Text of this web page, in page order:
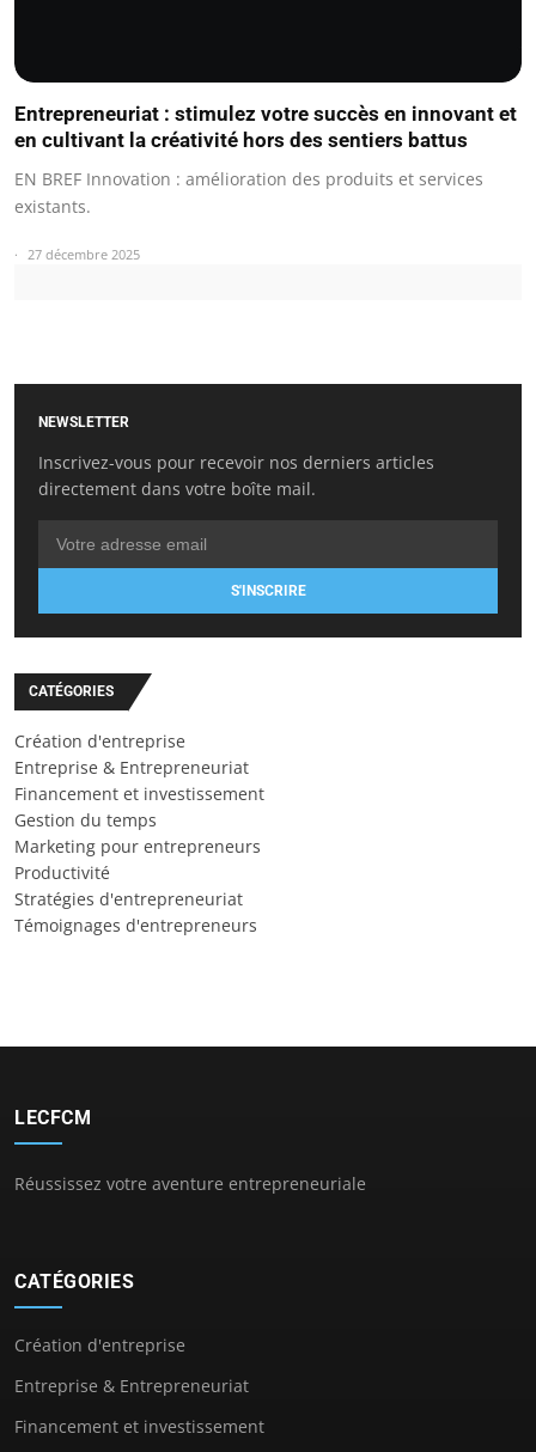
Entrepreneuriat : stimulez votre succès en innovant et
en cultivant la créativité hors des sentiers battus
EN BREF Innovation : amélioration des produits et services
existants.
27 décembre 2025
NEWSLETTER
Inscrivez-vous pour recevoir nos derniers articles
directement dans votre boîte mail.
S'INSCRIRE
CATÉGORIES
Création d'entreprise
Entreprise & Entrepreneuriat
Financement et investissement
Gestion du temps
Marketing pour entrepreneurs
Productivité
Stratégies d'entrepreneuriat
Témoignages d'entrepreneurs
LECFCM
Réussissez votre aventure entrepreneuriale
CATÉGORIES
Création d'entreprise
Entreprise & Entrepreneuriat
Financement et investissement